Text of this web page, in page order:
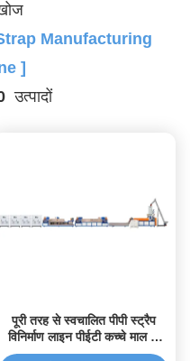
Manufacturing
]
उत्पादों
पूरी तरह से स्वचालित पीपी स्ट्रैप
विनिर्माण लाइन पीईटी कच्चे माल के
लिए